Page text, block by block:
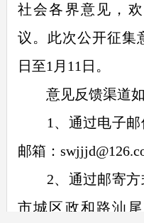
社会各界意见，
议。此次公开征集
日至1月11日。
意见反馈渠道如
1、通过电子邮
邮箱：
2、通过邮寄方
市城区政和路汕